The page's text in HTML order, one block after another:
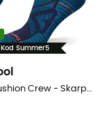
Summer5
Hike Full Cushion Crew - Skarpety trekkingowe damskie